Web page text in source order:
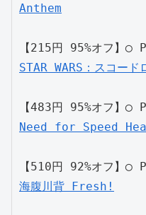
Anthem
【215円 95%オフ】◯
STAR WARS：スコード
【483円 95%オフ】◯
Need for Speed
【510円 92%オフ】◯
海腹川背 Fresh!